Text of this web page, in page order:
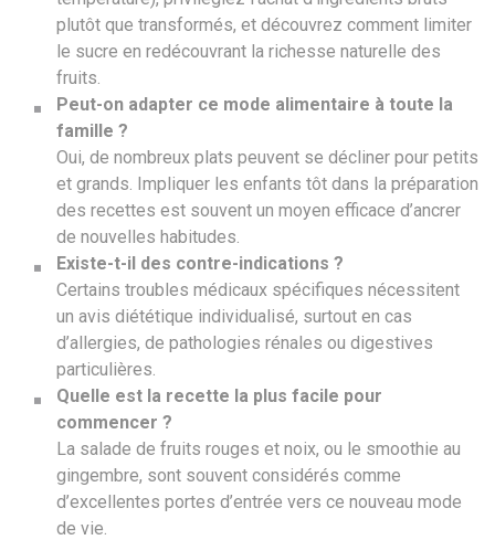
plutôt que transformés, et découvrez comment limiter
le sucre en redécouvrant la richesse naturelle des
fruits.
Peut-on adapter ce mode alimentaire à toute la
famille ?
Oui, de nombreux plats peuvent se décliner pour petits
et grands. Impliquer les enfants tôt dans la préparation
des recettes est souvent un moyen efficace d’ancrer
de nouvelles habitudes.
Existe-t-il des contre-indications ?
Certains troubles médicaux spécifiques nécessitent
un avis diététique individualisé, surtout en cas
d’allergies, de pathologies rénales ou digestives
particulières.
Quelle est la recette la plus facile pour
commencer ?
La salade de fruits rouges et noix, ou le smoothie au
gingembre, sont souvent considérés comme
d’excellentes portes d’entrée vers ce nouveau mode
de vie.